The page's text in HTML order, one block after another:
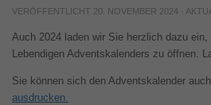
VERÖFFENTLICHT 20. NOVEMBER 2024 ·
Auch 2024 laden wir Sie herzlich dazu
Lebendigen Adventskalenders zu öffnen.
Sie können sich den Adventskalender auch
ausdrucken.